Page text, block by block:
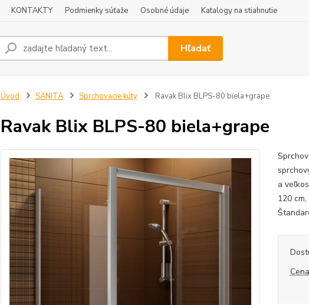
KONTAKTY Podmienky súťaže Osobné údaje Katalogy na stiahnutie
Hľadať
Úvod SANITA Sprchovacie kúty Ravak Blix BLPS-80 biela+grape
Ravak Blix BLPS-80 biela+grape
a
120